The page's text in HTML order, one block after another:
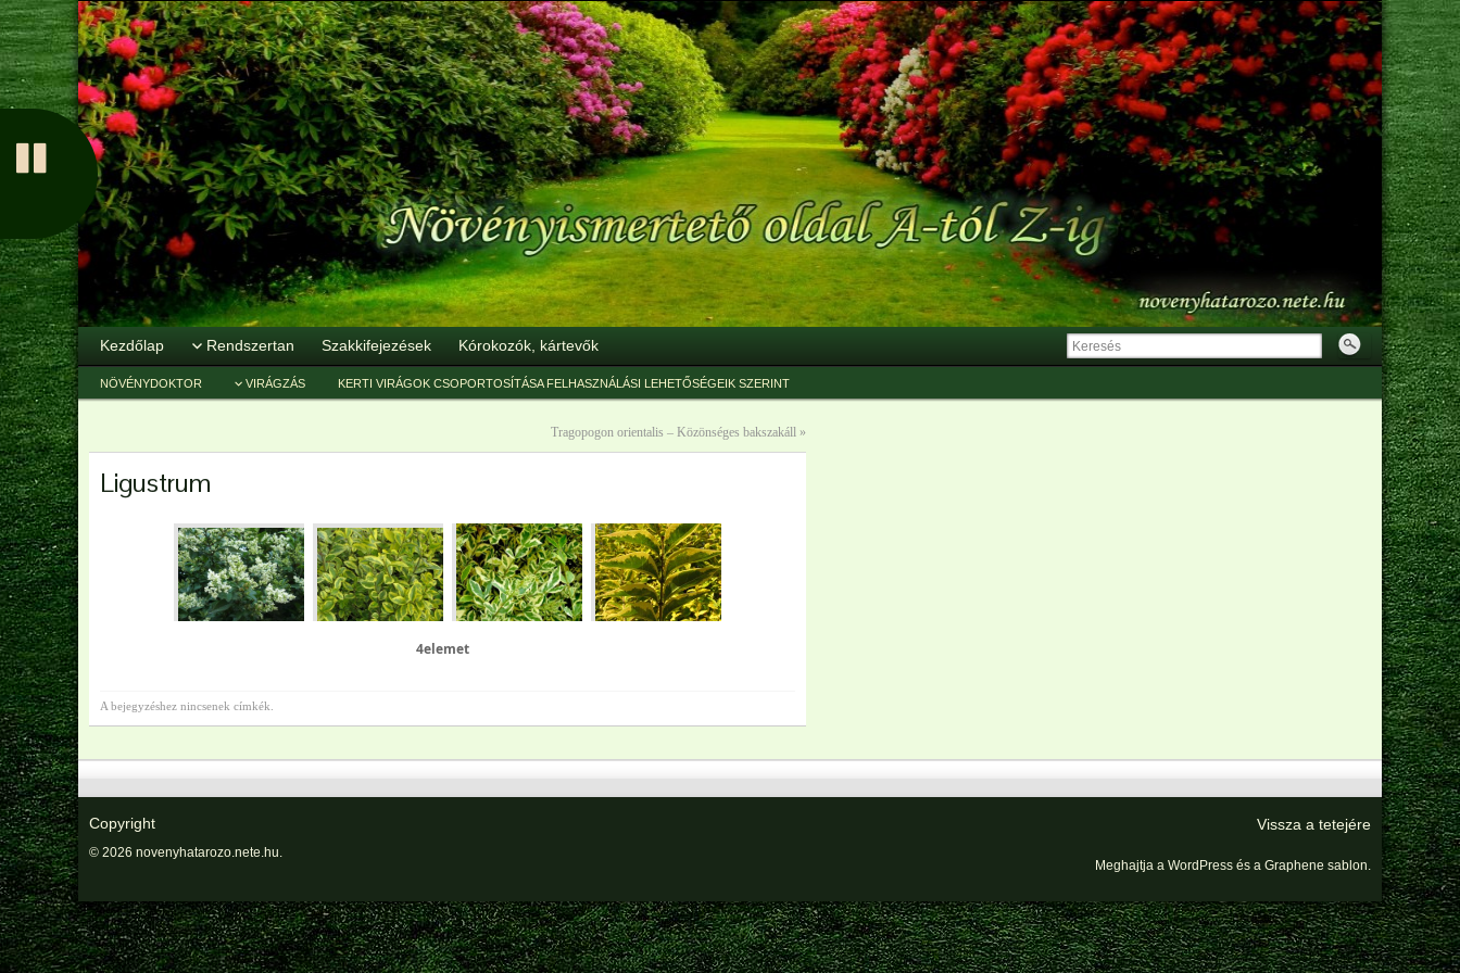
Kezdőlap Rendszertan Szakkifejezések Kórokozók, kártevők
NÖVÉNYDOKTOR VIRÁGZÁS KERTI VIRÁGOK CSOPORTOSÍTÁSA FELHASZNÁLÁSI LEHETŐSÉGEIK SZERINT
Tragopogon orientalis – Közönséges bakszakáll »
Ligustrum
4elemet
A bejegyzéshez nincsenek címkék.
Copyright
© 2026 novenyhatarozo.nete.hu.
Vissza a tetejére
Meghajtja a WordPress és a Graphene sablon.